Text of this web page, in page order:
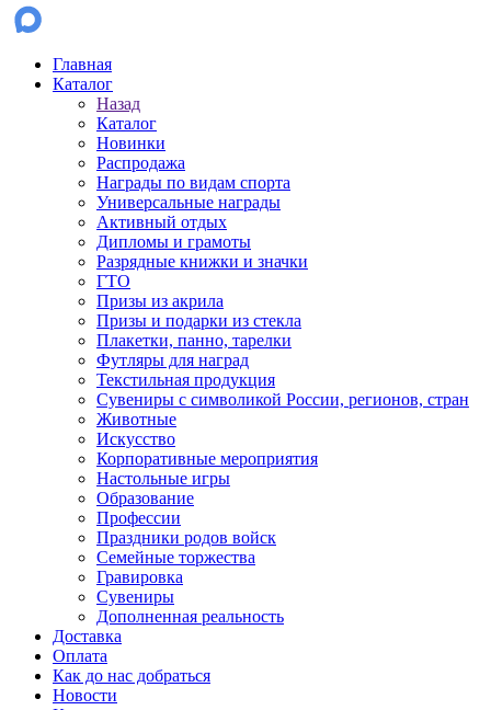
Главная
Каталог
Назад
Каталог
Новинки
Распродажа
Награды по видам спорта
Универсальные награды
Активный отдых
Дипломы и грамоты
Разрядные книжки и значки
ГТО
Призы из акрила
Призы и подарки из стекла
Плакетки, панно, тарелки
Футляры для наград
Текстильная продукция
Сувениры с символикой России, регионов, стран
Животные
Искусство
Корпоративные мероприятия
Настольные игры
Образование
Профессии
Праздники родов войск
Семейные торжества
Гравировка
Сувениры
Дополненная реальность
Доставка
Оплата
Как до нас добраться
Новости